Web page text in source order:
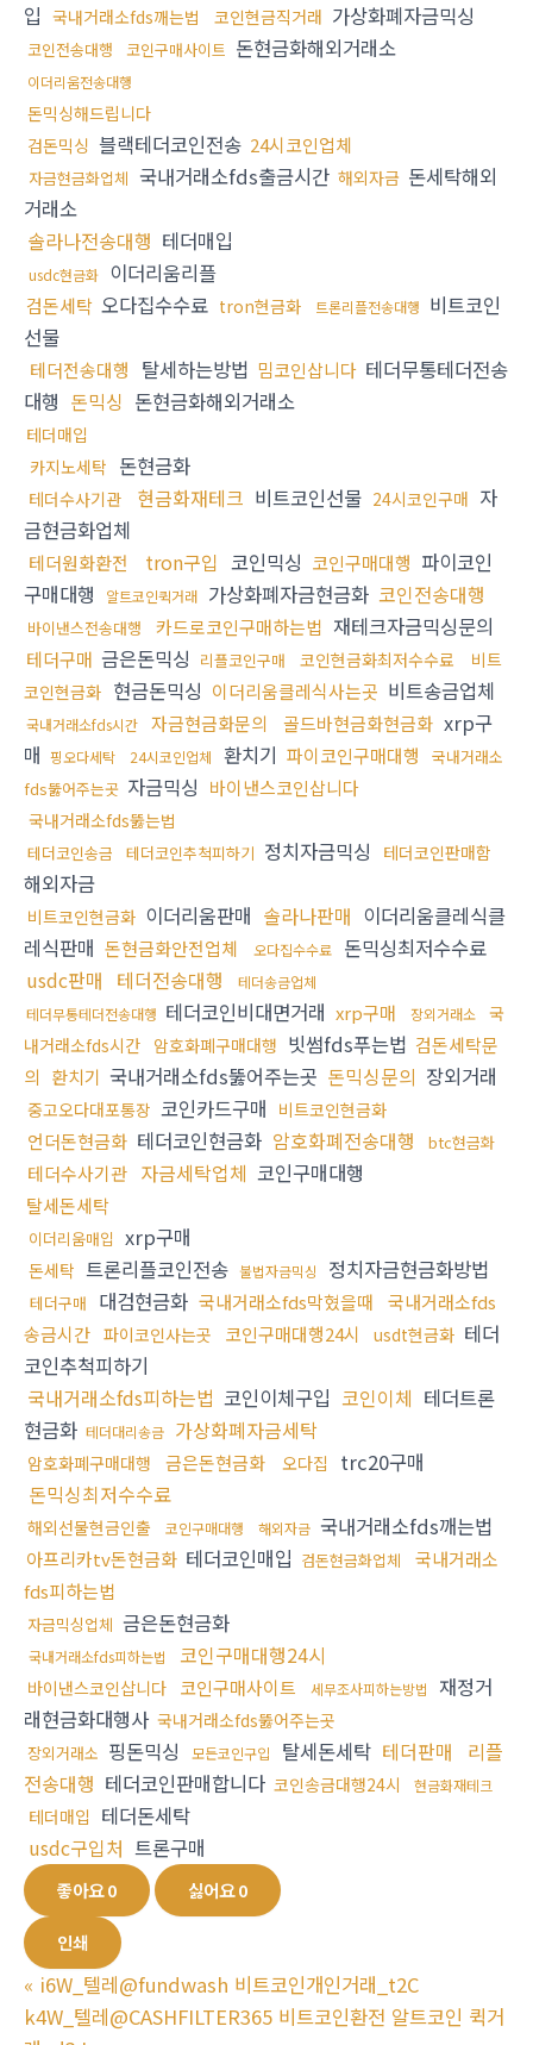
입 국내거래소fds깨는법 코인현금직거래 가상화폐자금믹싱
코인전송대행 코인구매사이트 돈현금화해외거래소
이더리움전송대행
돈믹싱해드립니다
검돈믹싱 블랙테더코인전송 24시코인업체
자금현금화업체 국내거래소fds출금시간 해외자금 돈세탁해외
거래소
솔라나전송대행 테더매입
usdc현금화 이더리움리플
검돈세탁 오다집수수료 tron현금화 트론리플전송대행 비트코인
선물
테더전송대행 탈세하는방법 밈코인삽니다 테더무통테더전송
대행 돈믹싱 돈현금화해외거래소
테더매입
카지노세탁 돈현금화
테더수사기관 현금화재테크 비트코인선물 24시코인구매 자
금현금화업체
테더원화환전 tron구입 코인믹싱 코인구매대행 파이코인
구매대행
알트코인퀵거래 가상화폐자금현금화 코인전송대행
바이낸스전송대행 카드로코인구매하는법 재테크자금믹싱문의
테더구매 금은돈믹싱 리플코인구매 코인현금화최저수수료
비트
코인현금화 현금돈믹싱 이더리움클레식사는곳 비트송금업체
국내거래소fds시간 자금현금화문의 골드바현금화현금화 xrp구
매 핑오다세탁 24시코인업체 환치기 파이코인구매대행
국내거래소
fds뚫어주는곳 자금믹싱 바이낸스코인삽니다
국내거래소fds뚫는법
테더코인송금 테더코인추척피하기 정치자금믹싱 테더코인판매함
해외자금
비트코인현금화 이더리움판매 솔라나판매 이더리움클레식클
레식판매 돈현금화안전업체 오다집수수료
돈믹싱최저수수료
usdc판매 테더전송대행
테더송금업체
테더무통테더전송대행 테더코인비대면거래 xrp구매 장외거래소
국
내거래소fds시간 암호화폐구매대행 빗썸fds푸는법 검돈세탁문
의 환치기 국내거래소fds뚫어주는곳 돈믹싱문의 장외거래
중고오다대포통장 코인카드구매 비트코인현금화
언더돈현금화 테더코인현금화 암호화폐전송대행 btc현금화
테더수사기관 자금세탁업체 코인구매대행
탈세돈세탁
이더리움매입 xrp구매
돈세탁 트론리플코인전송 불법자금믹싱 정치자금현금화방법
테더구매 대검현금화 국내거래소fds막혔을때
국내거래소fds
송금시간 파이코인사는곳 코인구매대행24시 usdt현금화 테더
코인추척피하기
국내거래소fds피하는법 코인이체구입 코인이체 테더트론
현금화 테더대리송금 가상화폐자금세탁
암호화폐구매대행 금은돈현금화 오다집
trc20구매
돈믹싱최저수수료
해외선물현금인출 코인구매대행 해외자금 국내거래소fds깨는법
아프리카tv돈현금화 테더코인매입 검돈현금화업체
국내거래소
fds피하는법
자금믹싱업체 금은돈현금화
국내거래소fds피하는법 코인구매대행24시
바이낸스코인삽니다 코인구매사이트 세무조사피하는방법
재정거
래현금화대행사 국내거래소fds뚫어주는곳
장외거래소 핑돈믹싱 모든코인구입 탈세돈세탁 테더판매
리플
전송대행 테더코인판매합니다 코인송금대행24시 현금화재테크
테더매입 테더돈세탁
usdc구입처 트론구매
좋아요0 싫어요0
인쇄
« i6W_텔레@fundwash 비트코인개인거래_t2C
k4W_텔레@CASHFILTER365 비트코인환전 알트코인 퀵거